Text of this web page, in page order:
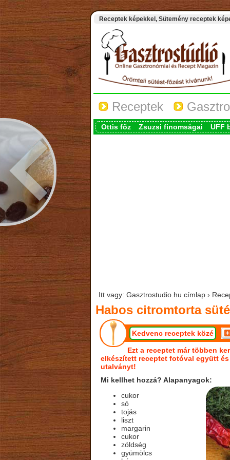
Receptek képekkel, Sütemény receptek
Receptek
Ottis főz Zsuzsi finomságai UFF
Itt vagy: Gasztrostudio.hu címlap ›
Habos citromtorta
Kedvenc receptek közé
Ezt a receptet már többen
elkészített receptet fotóval együtt
utalványt!
Mi kellhet hozzá? Alapanyagok:
cukor
só
tojás
liszt
margarin
cukor
zöldség
gyümölcs